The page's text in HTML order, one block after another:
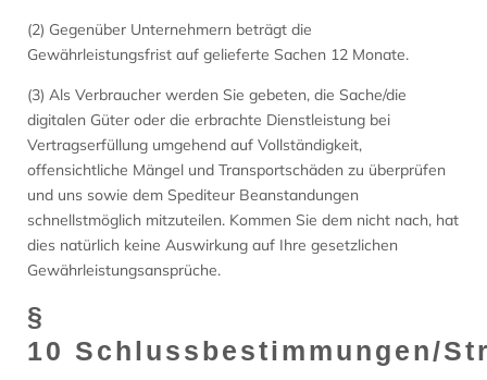
(2) Gegenüber Unternehmern beträgt die
Gewährleistungsfrist auf gelieferte Sachen 12 Monate.
(3) Als Verbraucher werden Sie gebeten, die Sache/die
digitalen Güter oder die erbrachte Dienstleistung bei
Vertragserfüllung umgehend auf Vollständigkeit,
offensichtliche Mängel und Transportschäden zu überprüfen
und uns sowie dem Spediteur Beanstandungen
schnellstmöglich mitzuteilen. Kommen Sie dem nicht nach, hat
dies natürlich keine Auswirkung auf Ihre gesetzlichen
Gewährleistungsansprüche.
§
10 Schlussbestimmungen/